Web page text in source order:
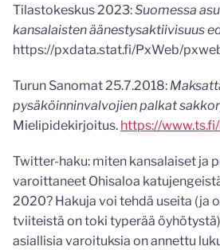
Tilastokeskus 2023:Suomessa
kansalaisten äänestysaktiivisuus
https://pxdata.stat.fi/PxWeb/
Turun Sanomat 25.7.2018:
pysäköinninvalvojien palkat
Mielipidekirjoitus. https://
Twitter-haku: miten kansalaiset ja
varoittaneet Ohisaloa
2020? Hakuja voi tehdä useita (ja
tviiteistä on toki typerää
asiallisia varoituksia on annettu